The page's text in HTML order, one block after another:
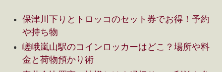
保津川下りとトロッコのセット券でお得！予約
や持ち物
嵯峨嵐山駅のコインロッカーはどこ？場所や料
金と荷物預かり術